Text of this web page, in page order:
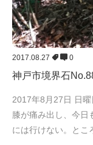
2017.08.27 0
神戸市境界石
2017年8月27日 日
膝が痛み出し、今日
には行けない。と